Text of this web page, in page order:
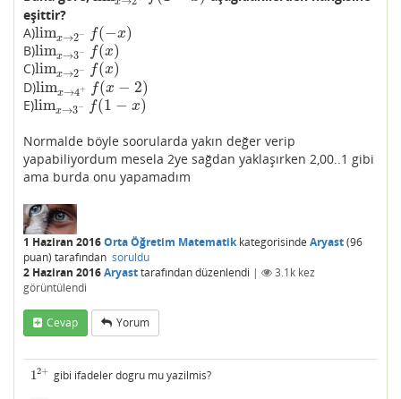
eşittir?
A)limx→2− f(−x)
limx→2− (−x)
B)limx→3− f(x)
limx→3− (x)
C)limx→2− f(x)
limx→2− (x)
D)limx→4+ f(x − 2)
limx→4+ (x−2 )
E)limx→3− f(1 − x)
limx→3− (1−x )
Normalde böyle soorularda yakın değer verip
yapabiliyordum mesela 2ye sağdan yaklaşırken 2,00..1 gibi
ama burda onu yapamadım
1 Haziran 2016Orta Öğretim Matematikkategorisinde Aryast(96
puan) tarafından soruldu
2 Haziran 2016Aryasttarafındandüzenlendi | 3.1k kez
görüntülendi
Cevap Yorum
12+
12+ gibi ifadeler dogru mu yazilmis?